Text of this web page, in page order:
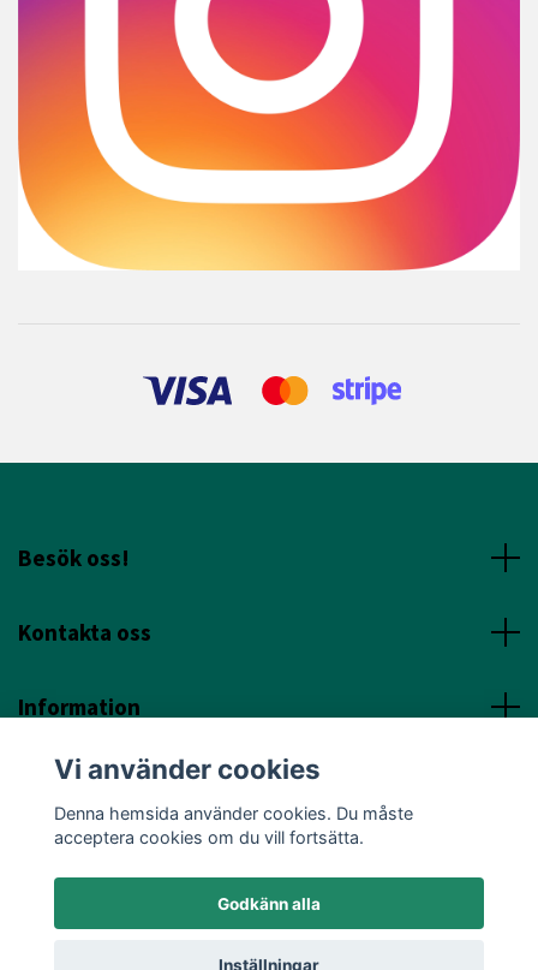
Besök oss!
Kontakta oss
Information
Sociala Media
© 2026 Annicas Handelsträdgård
Vi använder cookies
Denna hemsida använder cookies. Du måste
acceptera cookies om du vill fortsätta.
Godkänn alla
Inställningar